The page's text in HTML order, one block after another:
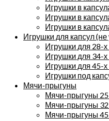
Игрушки в
Игрушки в
Игрушки в
Игрушки для капсул
Игрушки для 28-х
Игрушки для 34-х
Игрушки для 45-х
Игрушки под
Мячи-прыгуны
Мячи-прыгуны
Мячи-прыгуны
Мячи-прыгуны